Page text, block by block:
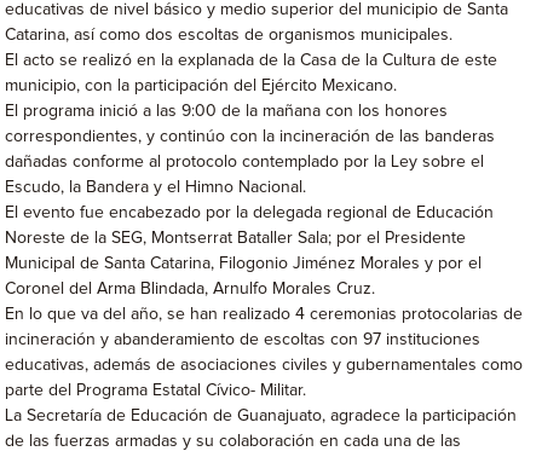
educativas de nivel básico y medio superior del municipio de Santa
Catarina, así como dos escoltas de organismos municipales.
El acto se realizó en la explanada de la Casa de la Cultura de este
municipio, con la participación del Ejército Mexicano.
El programa inició a las 9:00 de la mañana con los honores
correspondientes, y continúo con la incineración de las banderas
dañadas conforme al protocolo contemplado por la Ley sobre el
Escudo, la Bandera y el Himno Nacional.
El evento fue encabezado por la delegada regional de Educación
Noreste de la SEG, Montserrat Bataller Sala; por el Presidente
Municipal de Santa Catarina, Filogonio Jiménez Morales y por el
Coronel del Arma Blindada, Arnulfo Morales Cruz.
En lo que va del año, se han realizado 4 ceremonias protocolarias de
incineración y abanderamiento de escoltas con 97 instituciones
educativas, además de asociaciones civiles y gubernamentales como
parte del Programa Estatal Cívico- Militar.
La Secretaría de Educación de Guanajuato, agradece la participación
de las fuerzas armadas y su colaboración en cada una de las